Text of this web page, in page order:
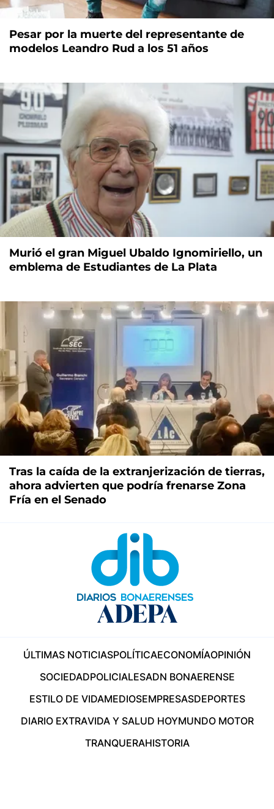
Pesar por la muerte del representante de
modelos Leandro Rud a los 51 años
Murió el gran Miguel Ubaldo Ignomiriello, un
emblema de Estudiantes de La Plata
Tras la caída de la extranjerización de tierras,
ahora advierten que podría frenarse Zona
Fría en el Senado
ÚLTIMAS NOTICIASPOLÍTICAECONOMÍAOPINIÓN
SOCIEDADPOLICIALESADN BONAERENSE
ESTILO DE VIDAMEDIOSEMPRESASDEPORTES
DIARIO EXTRAVIDA Y SALUD HOYMUNDO MOTOR
TRANQUERAHISTORIA